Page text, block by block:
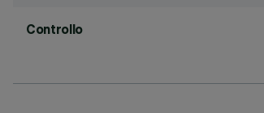
Controllo